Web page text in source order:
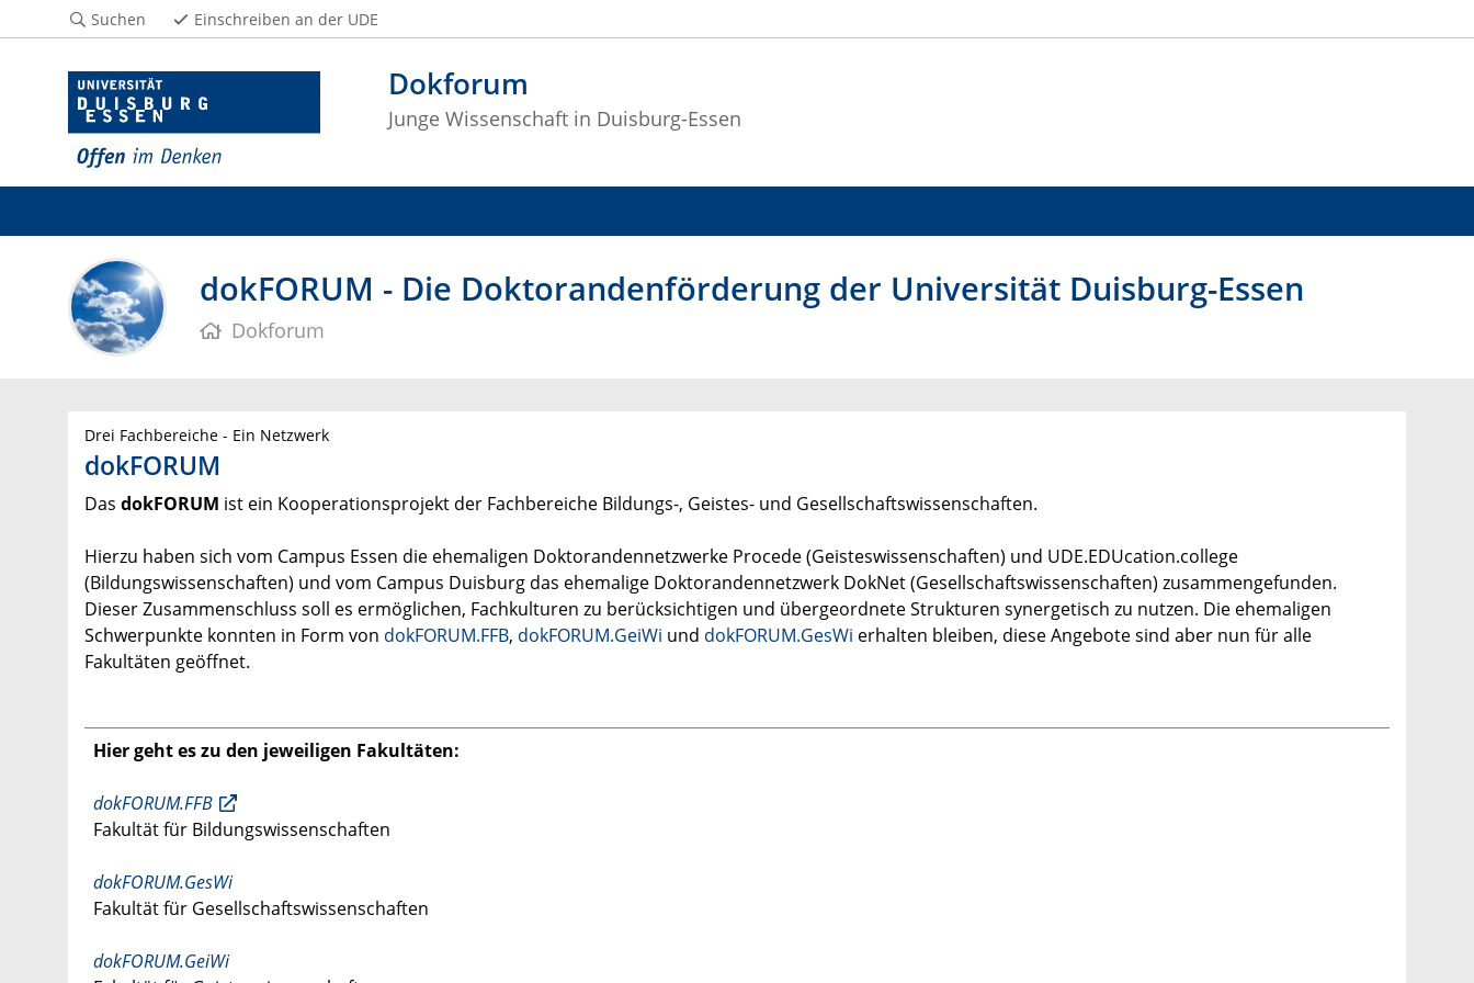
Dokforum
Junge Wissenschaft in Duisburg-Essen
Suchen Einschreiben an der UDE
dokFORUM - Die Doktorandenförderung der Universität Duisburg-Essen
Dokforum
Drei Fachbereiche - Ein Netzwerk
dokFORUM
Das dokFORUM ist ein Kooperationsprojekt der Fachbereiche Bildungs-, Geistes- und Gesellschaftswissenschaften.
Hierzu haben sich vom Campus Essen die ehemaligen Doktorandennetzwerke Procede (Geisteswissenschaften) und UDE.EDUcation.college
(Bildungswissenschaften) und vom Campus Duisburg das ehemalige Doktorandennetzwerk DokNet (Gesellschaftswissenschaften) zusammengefunden.
Dieser Zusammenschluss soll es ermöglichen, Fachkulturen zu berücksichtigen und übergeordnete Strukturen synergetisch zu nutzen. Die ehemaligen
Schwerpunkte konnten in Form von dokFORUM.FFB, dokFORUM.GeiWi und dokFORUM.GesWi erhalten bleiben, diese Angebote sind aber nun für alle
Fakultäten geöffnet.
Hier geht es zu den jeweiligen Fakultäten:
dokFORUM.FFB
Fakultät für Bildungswissenschaften
dokFORUM.GesWi
Fakultät für Gesellschaftswissenschaften
dokFORUM.GeiWi